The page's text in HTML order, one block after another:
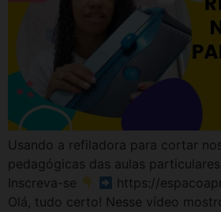
Usando a refiladora para cortar
pedagógicas das aulas
Inscreva-se
https://
Olá, tudo certo! Nesse vídeo